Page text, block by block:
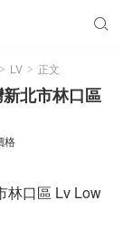

> LV > 正文
北市林口區
格
林口區 Lv Low